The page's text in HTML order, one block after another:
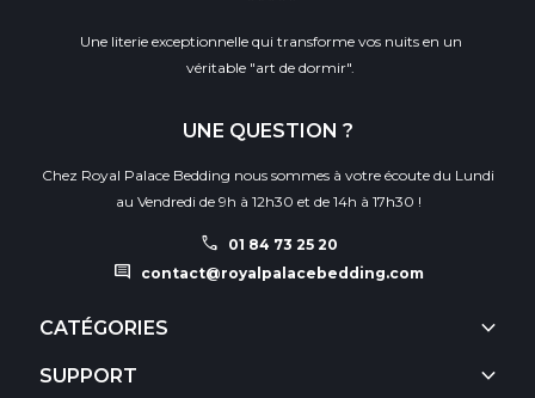
Une literie exceptionnelle qui transforme vos nuits en un
véritable "art de dormir".
UNE QUESTION ?
Chez Royal Palace Bedding nous sommes à votre écoute du Lundi
au Vendredi de 9h à 12h30 et de 14h à 17h30 !
call 01 84 73 25 20
comment contact@royalpalacebedding.com
CATÉGORIES keyboard_arrow_down
SUPPORT keyboard_arrow_down